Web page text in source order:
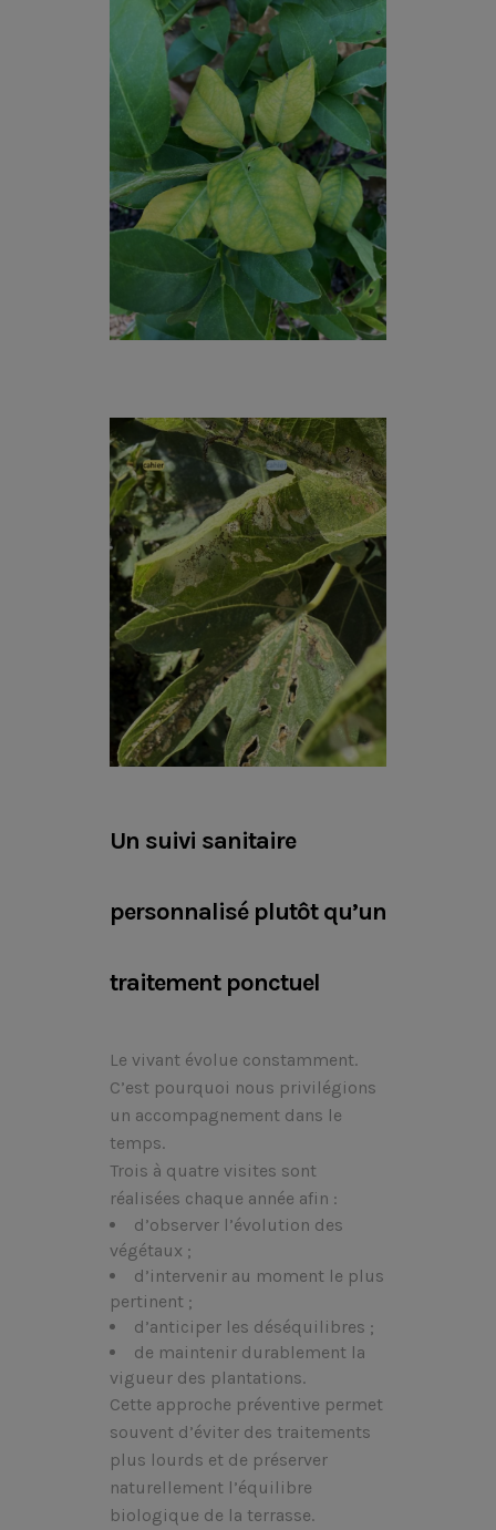
Un suivi sanitaire
personnalisé plutôt qu’un
traitement ponctuel
Le vivant évolue constamment.
C’est pourquoi nous privilégions
un accompagnement dans le
temps.
Trois à quatre visites sont
réalisées chaque année afin :
d’observer l’évolution des
végétaux ;
d’intervenir au moment le plus
pertinent ;
d’anticiper les déséquilibres ;
de maintenir durablement la
vigueur des plantations.
Cette approche préventive permet
souvent d’éviter des traitements
plus lourds et de préserver
naturellement l’équilibre
biologique de la terrasse.